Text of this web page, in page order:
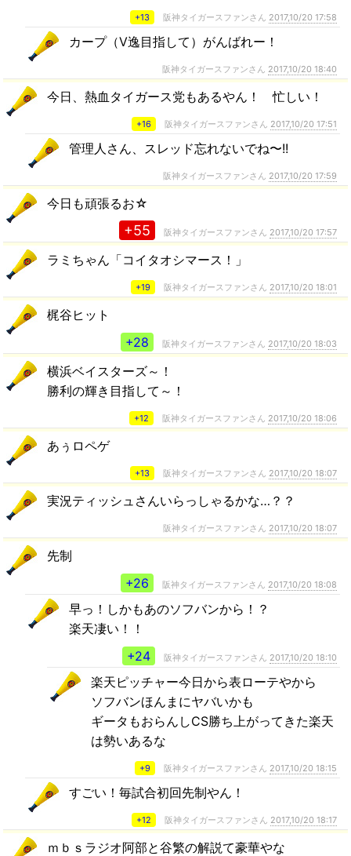
+13 阪神タイガースファンさん 2017,10/20 17:58
カープ（V逸目指して）がんばれー！
阪神タイガースファンさん 2017,10/20 18:40
今日、熱血タイガース党もあるやん！ 忙しい！
+16 阪神タイガースファンさん 2017,10/20 17:51
管理人さん、スレッド忘れないでね〜!!
阪神タイガースファンさん 2017,10/20 17:59
今日も頑張るお☆
+55 阪神タイガースファンさん 2017,10/20 17:57
ラミちゃん「コイタオシマース！」
+19 阪神タイガースファンさん 2017,10/20 18:01
梶谷ヒット
+28
阪神タイガースファンさん 2017,10/20 18:03
横浜ベイスターズ～！
勝利の輝き目指して～！
+12 阪神タイガースファンさん 2017,10/20 18:06
あぅロペゲ
+13 阪神タイガースファンさん 2017,10/20 18:07
実況ティッシュさんいらっしゃるかな…？？
阪神タイガースファンさん 2017,10/20 18:07
先制
+26
阪神タイガースファンさん 2017,10/20 18:08
早っ！しかもあのソフバンから！？
楽天凄い！！
+24
阪神タイガースファンさん 2017,10/20 18:10
楽天ピッチャー今日から表ローテやから
ソフバンほんまにヤバいかも
ギータもおらんしCS勝ち上がってきた楽天
は勢いあるな
+9 阪神タイガースファンさん 2017,10/20 18:15
すごい！毎試合初回先制やん！
+12 阪神タイガースファンさん 2017,10/20 18:17
ｍｂｓラジオ阿部と谷繁の解説て豪華やな